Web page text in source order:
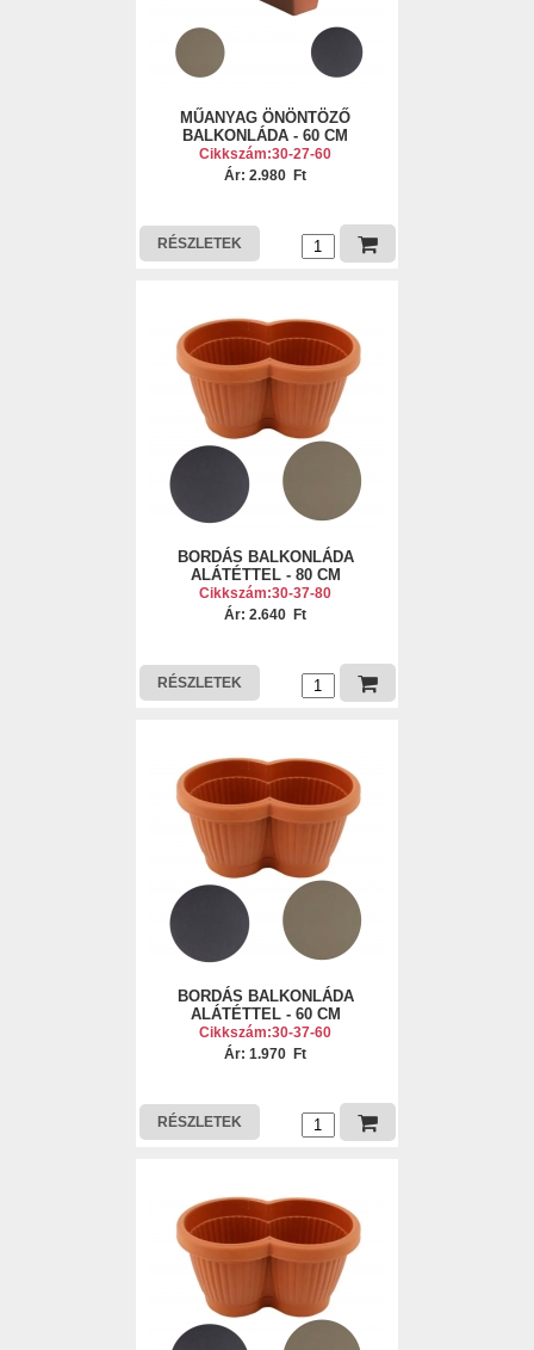
MŰANYAG ÖNÖNTÖZŐ
BALKONLÁDA - 60 CM
Cikkszám:30-27-60
Ár: 2.980 Ft
RÉSZLETEK
BORDÁS BALKONLÁDA
ALÁTÉTTEL - 80 CM
Cikkszám:30-37-80
Ár: 2.640 Ft
RÉSZLETEK
BORDÁS BALKONLÁDA
ALÁTÉTTEL - 60 CM
Cikkszám:30-37-60
Ár: 1.970 Ft
RÉSZLETEK